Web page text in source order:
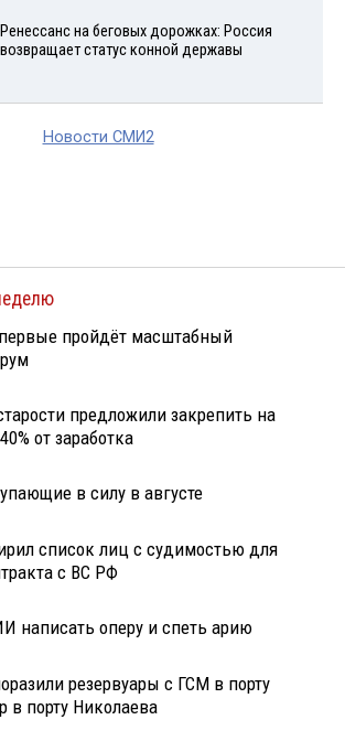
Ренессанс на беговых дорожках: Россия
возвращает статус конной державы
Новости СМИ2
пройдёт масштабный
предложили закрепить на
от заработка
в силу в августе
список лиц с судимостью для
с ВС РФ
написать оперу и спеть арию
резервуары с ГСМ в порту
в порту Николаева